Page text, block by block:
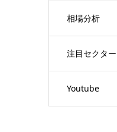
相場分析
注目セクター
Youtube